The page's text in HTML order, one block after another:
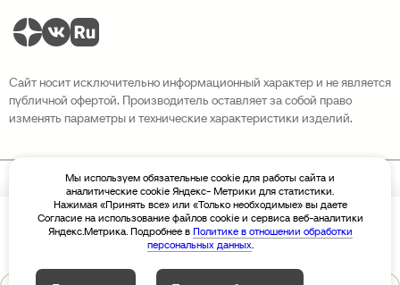
Цена По запросу
Сайт носит исключительно информационный характер и не является
публичной офертой. Производитель оставляет за собой право
изменять параметры и технические характеристики изделий.
Политика конфиденциальности
Разработка сайта Sivachёv & Sivachёv
© 2026 Завод высотных конструкций «Новая Высота»
Мы используем обязательные cookie для работы сайта и
аналитические cookie Яндекс- Метрики для статистики.
Нажимая «Принять все» или «Только необходимые» вы даете
Согласие на использование файлов cookie и сервиса веб-аналитики
Яндекс.Метрика. Подробнее в Политике в отношении обработки
персональных данных.